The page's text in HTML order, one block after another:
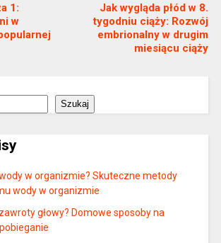
1:
w
Jak wygląda płód w 8.
tygodniu ciąży: Rozwój
embrionalny w drugim
miesiącu ciąży
Szukaj
w organizmie? Skuteczne metody
wody w organizmie
głowy? Domowe sposoby na